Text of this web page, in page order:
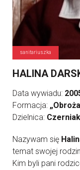
sanitariuszka
HALINA
Data wywiadu:
Formacja:
Dzielnica:
Nazywam się
temat swojej
Kim byli pani